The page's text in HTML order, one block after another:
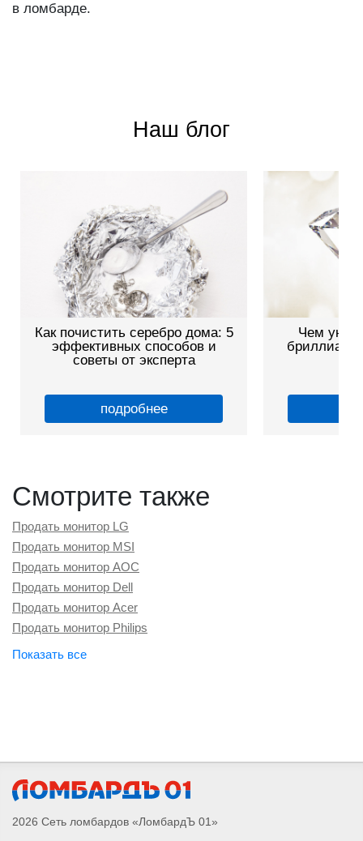
в ломбарде.
Наш блог
Как почистить серебро дома: 5
эффективных способов и
советы от эксперта
подробнее
Чем
Смотрите также
Продать монитор LG
Продать монитор MSI
Продать монитор AOC
Продать монитор Dell
Продать монитор Acer
Продать монитор Philips
Продать монитор Benq
2026 Сеть ломбардов «ЛомбардЪ 01»